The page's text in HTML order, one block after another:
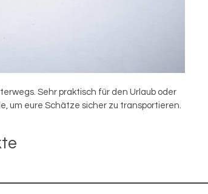
Sehr praktisch für den Urlaub oder
um eure Schätze sicher zu transportieren.